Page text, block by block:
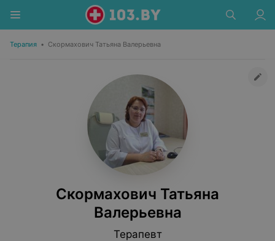
Терапия • Скормахович Татьяна Валерьевна
Скормахович Татьяна
Валерьевна
Терапевт